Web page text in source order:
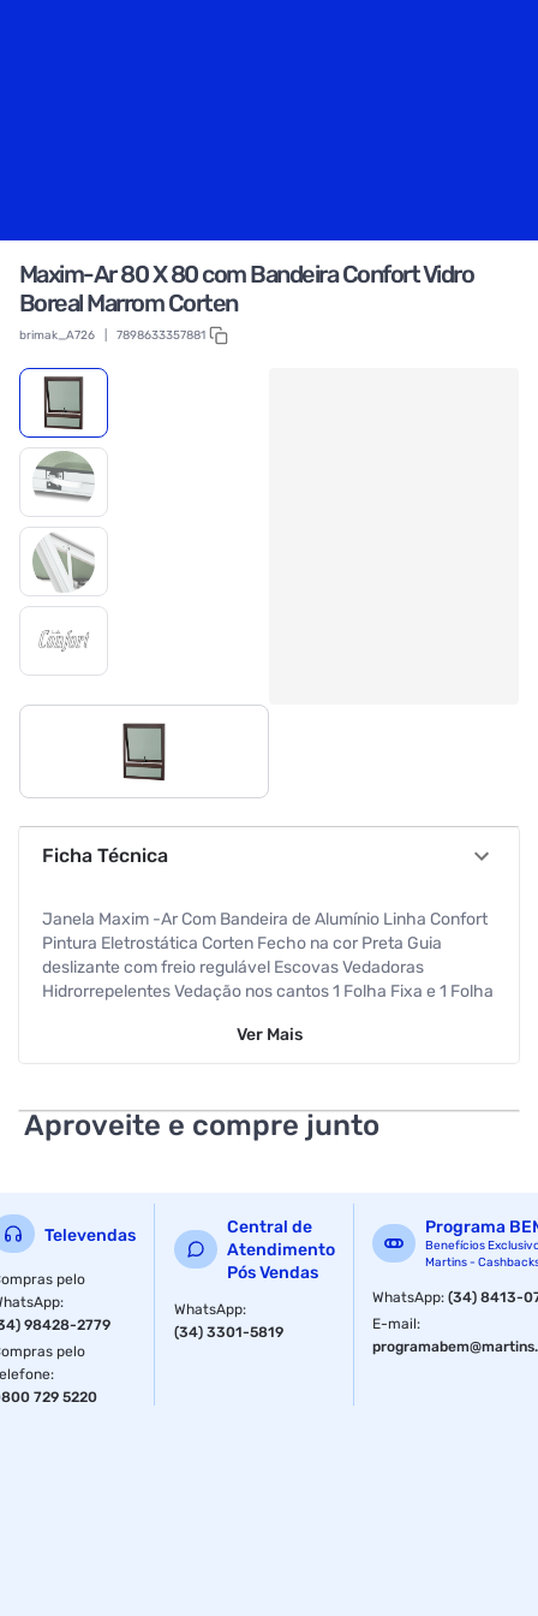
Maxim-Ar 80 X 80 com Bandeira Confort Vidro
Boreal Marrom Corten
brimak_A726 7898633357881
Ficha Técnica
Janela Maxim -Ar Com Bandeira de Alumínio Linha Confort
Pintura Eletrostática Corten Fecho na cor Preta Guia
deslizante com freio regulável Escovas Vedadoras
Hidrorrepelentes Vedação nos cantos 1 Folha Fixa e 1 Folha
Requadro 3 Cm Atende NBR10821 Garantia de 5 anos
Ver Mais
Aproveite e compre junto
Televendas
pelo
:
98428-2779
pelo
:
729 5220
Central de
Atendimento
Pós Vendas
WhatsApp:
(34) 3301-5819
Programa
Benefícios
Martins -
WhatsApp:(34) 8413-
E-mail: